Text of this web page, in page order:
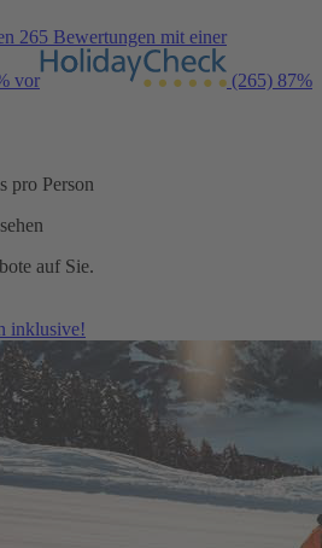
265 Bewertungen mit einer
vor (265) 87%
pro Person
auf Sie.
inklusive!